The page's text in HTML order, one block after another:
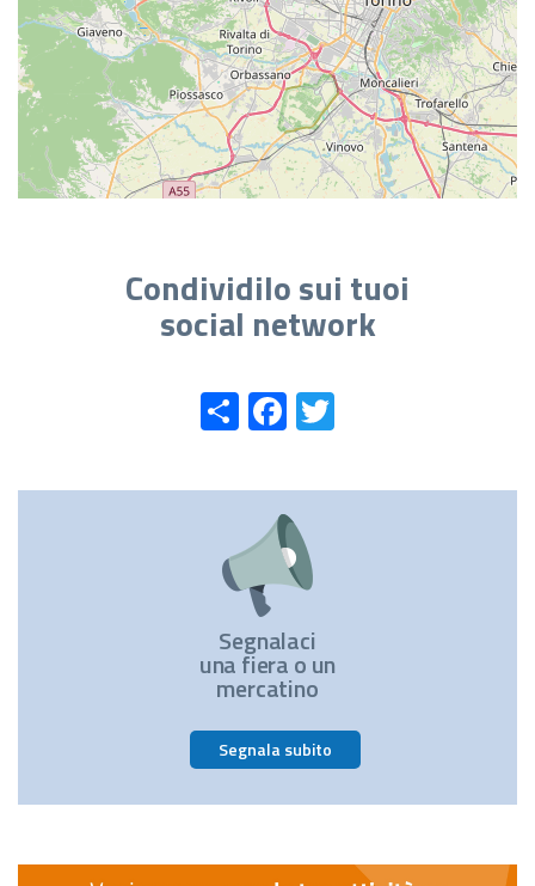
Condividilo sui tuoi
social network
ShareFacebook
Segnalaci
una fiera o un
mercatino
Segnala subito